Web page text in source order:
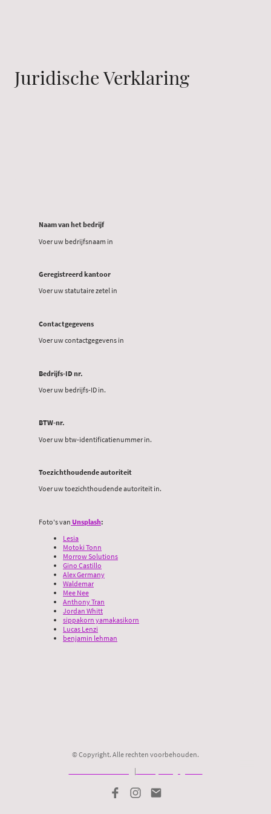
Juridische Verklaring
Naam van het bedrijf
Voer uw bedrijfsnaam in
Geregistreerd kantoor
Voer uw statutaire zetel in
Contactgegevens
Voer uw contactgegevens in
Bedrijfs-ID nr.
Voer uw bedrijfs-ID in.
BTW-nr.
Voer uw btw-identificatienummer in.
Toezichthoudende autoriteit
Voer uw toezichthoudende autoriteit in.
Foto's van Unsplash:
Lesia
Motoki Tonn
Morrow Solutions
Gino Castillo
Alex Germany
Waldemar
Mee Nee
Anthony Tran
Jordan Whitt
sippakorn yamakasikorn
Lucas Lenzi
benjamin lehman
© Copyright. Alle rechten voorbehouden.
|